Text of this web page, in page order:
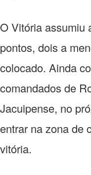
O Vitória assumiu
pontos, dois a
colocado. Ainda
comandados de
Jacuipense, no
entrar na zona de
vitória.